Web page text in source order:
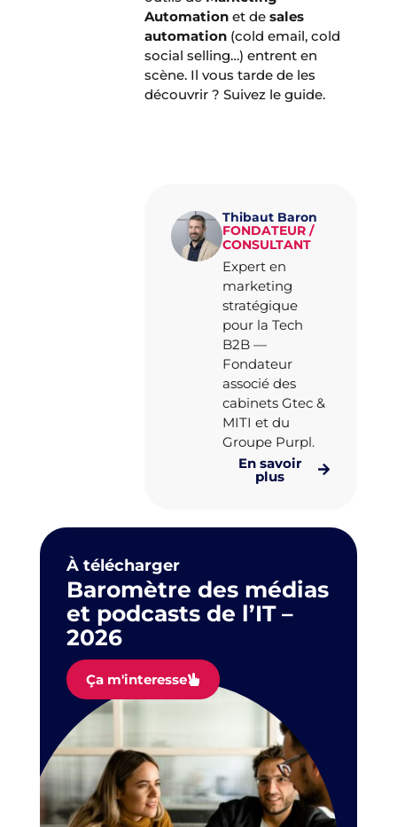
Automation et desales
automation (cold email, cold
social selling…) entrent en
scène. Il vous tarde de les
découvrir ? Suivez le guide.
Thibaut Baron
FONDATEUR /
CONSULTANT
Expert en
marketing
stratégique
pour la Tech
B2B —
Fondateur
associé des
cabinets Gtec &
MITI et du
Groupe Purpl.
En savoir
plus
À télécharger
Baromètre des médias
et podcasts de l’IT –
2026
Ça m'interesse